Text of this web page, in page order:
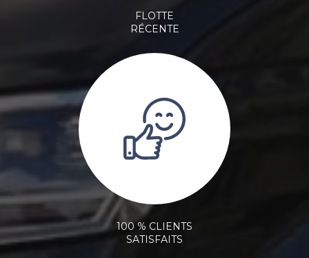
FLOTTE
RÉCENTE
100 % CLIENTS
SATISFAITS